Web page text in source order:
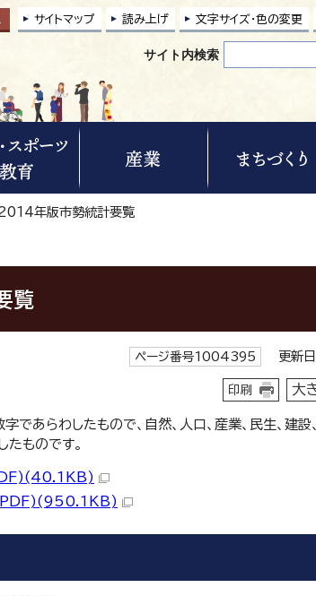
サイトマップ 読み上げ 文字サイズ・色の変更
サイト内検索
年版市勢統計要覧
覧
ページ番号1004395 更新日
印刷 大
であらわしたもので、自然、人口、産業、民生、建
ものです。
(PDF)(950.1KB)